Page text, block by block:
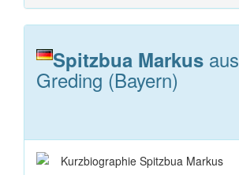
Spitzbua Markus
Greding (Bayern)
Kurzbiographie Spitzbua Markus